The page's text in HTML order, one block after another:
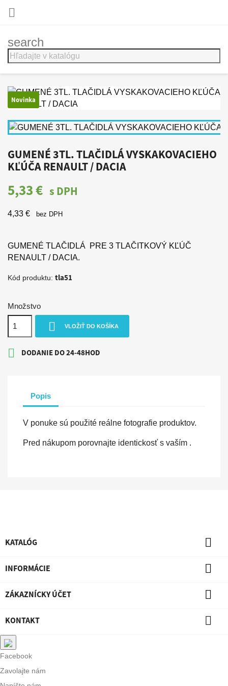

search
Novinka
GUMENÉ 3TL. TLAČIDLÁ VYSKAKOVACIEHO
KĽÚČA RENAULT / DACIA
5,33 € s DPH
4,33 € bez DPH
GUMENÉ TLAČIDLÁ PRE 3 TLAČITKOVÝ KĽÚČ
RENAULT / DACIA.
Kód produktu: tla51
Množstvo
 VLOŽIŤ DO KOŠÍKA
 DODANIE DO 24-48HOD
Popis
V ponuke sú použité reálne fotografie produktov.
Pred nákupom porovnajte identickosť s vaším .
KATALÓG 
INFORMÁCIE 
ZÁKAZNÍCKY ÚČET 
KONTAKT 
Facebook
Zavolajte nám